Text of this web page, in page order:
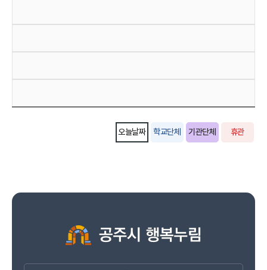
오늘날짜 학교단체 기관단체 휴관